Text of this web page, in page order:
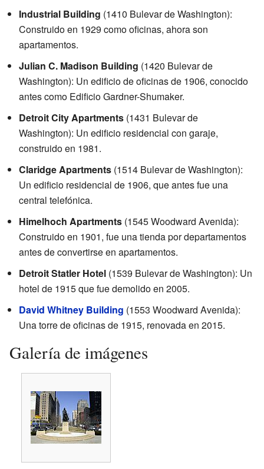
Industrial Building (1410 Bulevar de Washington):
Construido en 1929 como oficinas, ahora son
apartamentos.
Julian C. Madison Building (1420 Bulevar de
Washington): Un edificio de oficinas de 1906, conocido
antes como Edificio Gardner-Shumaker.
Detroit City Apartments (1431 Bulevar de
Washington): Un edificio residencial con garaje,
construido en 1981.
Claridge Apartments (1514 Bulevar de Washington):
Un edificio residencial de 1906, que antes fue una
central telefónica.
Himelhoch Apartments (1545 Woodward Avenida):
Construido en 1901, fue una tienda por departamentos
antes de convertirse en apartamentos.
Detroit Statler Hotel (1539 Bulevar de Washington): Un
hotel de 1915 que fue demolido en 2005.
David Whitney Building (1553 Woodward Avenida):
Una torre de oficinas de 1915, renovada en 2015.
Galería de imágenes